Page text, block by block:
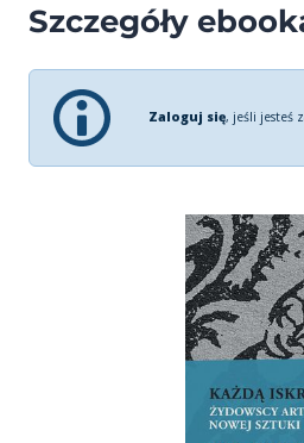
Szczegóły
Zaloguj się, jeśli jesteś